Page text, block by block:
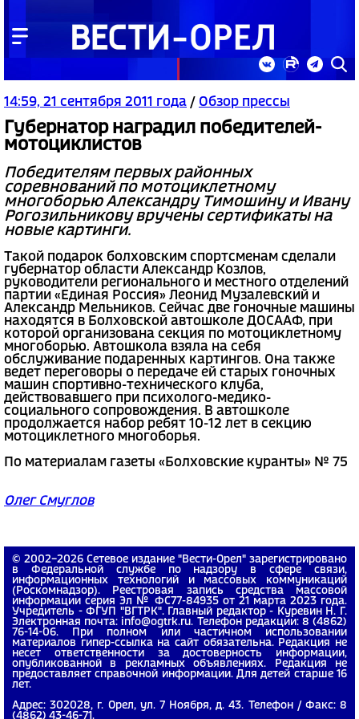
14:59, 21 сентября 2011 года / Обзор прессы
Губернатор наградил победителей-
мотоциклистов
Победителям первых районных
соревнований по мотоциклетному
многоборью Александру Тимошину и Ивану
Рогозильникову вручены сертификаты на
новые картинги.
Такой подарок болховским спортсменам сделали
губернатор области Александр Козлов,
руководители регионального и местного отделений
партии «Единая Россия» Леонид Музалевский и
Александр Мельников. Сейчас две гоночные машины
находятся в Болховской автошколе ДОСААФ, при
которой организована секция по мотоциклетному
многоборью. Автошкола взяла на себя
обслуживание подаренных картингов. Она также
ведет переговоры о передаче ей старых гоночных
машин спортивно-технического клуба,
действовавшего при психолого-медико-
социального сопровождения. В автошколе
продолжается набор ребят 10-12 лет в секцию
мотоциклетного многоборья.
По материалам газеты «Болховские куранты» № 75
Олег Смуглов
© 2002−2026 Сетевое издание "Вести-Орел" зарегистрировано
в Федеральной службе по надзору в сфере связи,
информационных технологий и массовых коммуникаций
(Роскомнадзор). Реестровая запись средства массовой
информации серия Эл № ФС77-84935 от 21 марта 2023 года.
Учредитель - ФГУП "ВГТРК". Главный редактор - Куревин Н. Г.
Электронная почта: info@ogtrk.ru. Телефон редакции: 8 (4862)
76-14-06. При полном или частичном использовании
материалов гипер-ссылка на сайт обязательна. Редакция не
несет ответственности за достоверность информации,
опубликованной в рекламных объявлениях. Редакция не
предоставляет справочной информации. Для детей старше 16
лет.
Адрес: 302028, г. Орел, ул. 7 Ноября, д. 43. Телефон / Факс: 8
(4862) 43-46-71.